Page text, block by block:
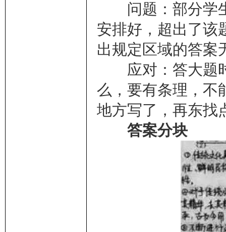
问题：部分学生
安排好，超出了该
出规定区域的答案
应对：答大题时
么，要有条理，不
地方写了，再东找
答案分块